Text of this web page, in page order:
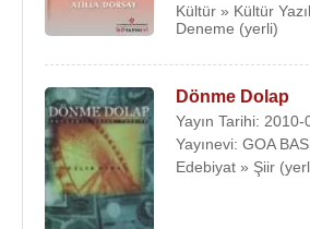
Kültür » Kültür
Deneme (yerli)
Dönme Dolap
Yayın Tarihi: 2010-
Yayınevi: GOA
Edebiyat » Şiir